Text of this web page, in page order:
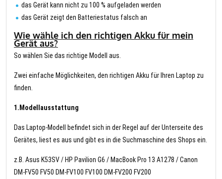
das Gerät kann nicht zu 100 % aufgeladen werden
das Gerät zeigt den Batteriestatus falsch an
Wie wähle ich den richtigen Akku für mein
Gerät aus?
So wählen Sie das richtige Modell aus.
Zwei einfache Möglichkeiten, den richtigen Akku für Ihren Laptop zu
finden.
1.Modellausstattung
Das Laptop-Modell befindet sich in der Regel auf der Unterseite des
Gerätes, liest es aus und gibt es in die Suchmaschine des Shops ein.
z.B. Asus K53SV / HP Pavilion G6 / MacBook Pro 13 A1278 / Canon
DM-FV50 FV50 DM-FV100 FV100 DM-FV200 FV200